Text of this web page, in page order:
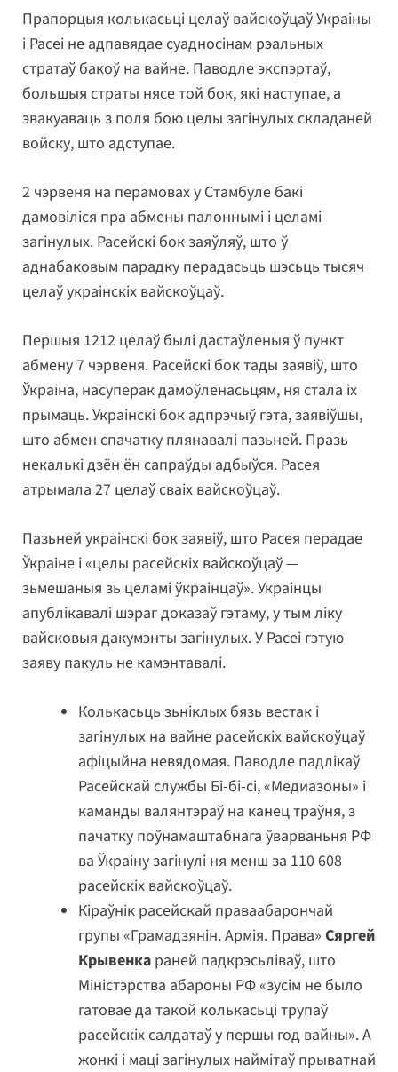
Прапорцыя колькасьці целаў вайскоўцаў Украіны
і Расеі не адпавядае суадносінам рэальных
стратаў бакоў на вайне. Паводле экспэртаў,
большыя страты нясе той бок, які наступае, а
эвакуаваць з поля бою целы загінулых складаней
войску, што адступае.
2 чэрвеня на перамовах у Стамбуле бакі
дамовіліся пра абмены палоннымі і целамі
загінулых. Расейскі бок заяўляў, што ў
аднабаковым парадку перадасьць шэсьць тысяч
целаў украінскіх вайскоўцаў.
Першыя 1212 целаў былі дастаўленыя ў пункт
абмену 7 чэрвеня. Расейскі бок тады заявіў, што
Ўкраіна, насуперак дамоўленасьцям, ня стала іх
прымаць. Украінскі бок адпрэчыў гэта, заявіўшы,
што абмен спачатку плянавалі пазьней. Празь
некалькі дзён ён сапраўды адбыўся. Расея
атрымала 27 целаў сваіх вайскоўцаў.
Пазьней украінскі бок заявіў, што Расея перадае
Ўкраіне і «целы расейскіх вайскоўцаў —
зьмешаныя зь целамі ўкраінцаў». Украінцы
апублікавалі шэраг доказаў гэтаму, у тым ліку
вайсковыя дакумэнты загінулых. У Расеі гэтую
заяву пакуль не камэнтавалі.
Колькасьць зьніклых бязь вестак і
загінулых на вайне расейскіх вайскоўцаў
афіцыйна невядомая. Паводле падлікаў
Расейскай службы Бі-бі-сі, «Медиазоны» і
каманды валянтэраў на канец траўня, з
пачатку поўнамаштабнага ўварваньня РФ
ва Ўкраіну загінулі ня менш за 110 608
расейскіх вайскоўцаў.
Кіраўнік расейскай праваабарончай
групы «Грамадзянін. Армія. Права» Сяргей
Крывенка раней падкрэсьліваў, што
Міністэрства абароны РФ «зусім не было
гатовае да такой колькасьці трупаў
расейскіх салдатаў у першы год вайны». А
жонкі і маці загінулых наймітаў прыватнай